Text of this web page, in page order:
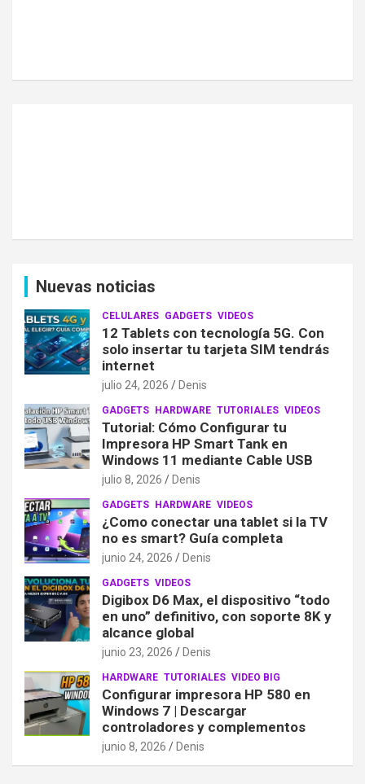
Nuevas noticias
CELULARES GADGETS VIDEOS
12 Tablets con tecnología 5G. Con
solo insertar tu tarjeta SIM tendrás
internet
julio 24, 2026 Denis
GADGETS HARDWARE TUTORIALES VIDEOS
Tutorial: Cómo Configurar tu
Impresora HP Smart Tank en
Windows 11 mediante Cable USB
julio 8, 2026 Denis
GADGETS HARDWARE VIDEOS
¿Como conectar una tablet si la TV
no es smart? Guía completa
junio 24, 2026 Denis
GADGETS VIDEOS
Digibox D6 Max, el dispositivo “todo
en uno” definitivo, con soporte 8K y
alcance global
junio 23, 2026 Denis
HARDWARE TUTORIALES VIDEO BIG
Configurar impresora HP 580 en
Windows 7 | Descargar
controladores y complementos
junio 8, 2026 Denis